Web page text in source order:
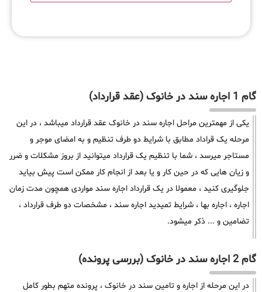
گام 1 اجاره سند در خانوک (عقد قرارداد)
یکی از مهمترین مراحل اجاره سند در خانوک عقد قرارداد میباشد ، در این
مرحله یک قراداد مطابق با شرایط دو طرف تنظیم و به امضای موجر و
مستاجر میرسد ، شما با تنظیم یک قرارداد میتوانید از بروز مشکلات و ضرر
و زیان هایی که در حین کار و یا بعد از انجام کار ممکن است پیش بیاید
جلوگیری کنید ، معمولا در یک قرارداد اجاره سند مواردی همچون مدت زمان
اجاره ، اجاره بها ، شرایط تمیدید اجاره سند ، مشخصات دو طرف قرارداد ،
تضامین و ... ذکر میشود.
گام 2 اجاره سند در خانوک (بررسی پرونده)
در این مرحله از اجاره و تامین سند در خانوک ، پرونده متهم بطور کامل